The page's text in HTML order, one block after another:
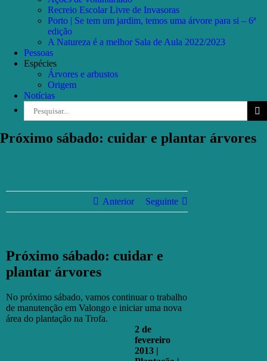
Recreio Escolar Livre de Invasoras
Porto | Se tem um jardim, temos uma árvore para si – 6ª
edição
A Natureza é a melhor Sala de Aula 2022/2023
Pessoas
Espécies
Árvores e arbustos
Origem
Notícias
Próximo sábado: cuidar e plantar árvores
Anterior Seguinte
Próximo sábado: cuidar e
plantar árvores
No próximo sábado, vamos continuar o trabalho
de manutenção em Valongo e iniciar uma nova
área do plantação na Trofa.
2 de
fevereiro
2013 |